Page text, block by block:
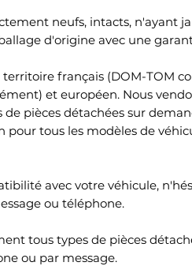
neufs, intacts, n'ayant
d'origine avec une
français (DOM-TOM
et européen. Nous
pièces détachées sur
pour tous les modèles de
avec votre véhicule,
ou téléphone.
tous types de pièces
ou par message.